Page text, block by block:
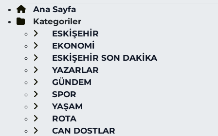
Ana Sayfa
Kategoriler
ESKİŞEHİR
EKONOMİ
ESKİŞEHİR SON DAKİKA
YAZARLAR
GÜNDEM
SPOR
YAŞAM
ROTA
CAN DOSTLAR